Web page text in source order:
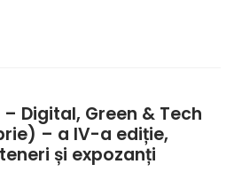
– Digital, Green & Tech
– a IV-a ediție,
și expozanți